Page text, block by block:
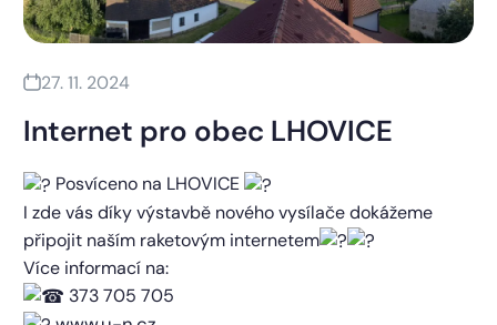
27. 11. 2024
Internet pro obec LHOVICE
Posvíceno na LHOVICE
I zde vás díky výstavbě nového vysílače dokážeme
připojit naším raketovým internetem
Více informací na:
373 705 705